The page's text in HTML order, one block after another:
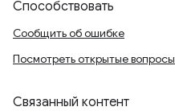
Способствовать
Сообщить об ошибке
Посмотреть открытые вопросы
Связанный контент